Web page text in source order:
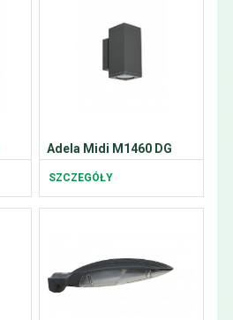
Adela Midi M1460 DG
SZCZEGÓŁY